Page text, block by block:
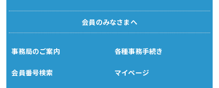
会員のみなさまへ
事務局のご案内 各種事務手続き
会員番号検索 マイページ